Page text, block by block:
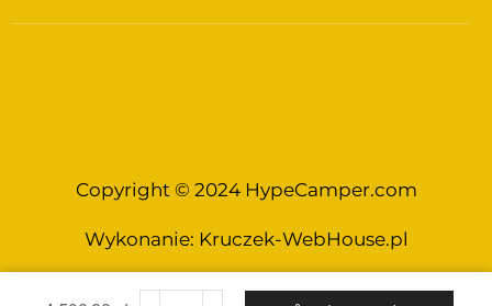
Copyright © 2024 HypeCamper.com
Wykonanie: Kruczek-WebHouse.pl